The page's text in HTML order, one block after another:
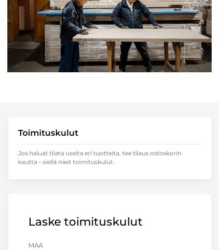
Laske toimituskulut
MAA
Toimituskulut
Jos haluat tilata useita eri tuotteita, tee tilaus ostoskorin
kautta - siellä näet toimituskulut.